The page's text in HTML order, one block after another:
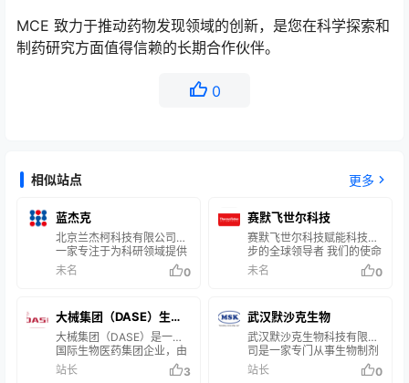
MCE 致力于推动药物发现领域的创新，是您在科学探索和
制药研究方面值得信赖的长期合作伙伴。
0
相似站点 更多
蓝杰克
北京兰杰柯科技有限公司是
一家专注于为科研领域提供
全方位、一体化产品与服务
的科技企业。公司依托强大
理体系，为客户提供优质、
高效、便捷服务，致力于成
为全球综合实验室产品及服
务供应商。 兰杰柯深耕行业
20多年，业务涵盖医药研
未名 0
赛默飞世尔科技
赛默飞世尔科技赋能科技进
步的全球领导者 我们的使命
是帮助客户使世界更健康、
更清洁、更安全。我们帮助
的复杂问题与挑战、提高实
验室生产力、通过提供诊断
以及研发制造各类突破性的
治疗方法，从而改善患者的
健康。
未名 0
大械集团（DASE）生物
医药集团企业
大械集团（DASE）是一家
国际生物医药集团企业，由
德国莱布尼茨高分子材料研
究所材料学博士王文状博士
站长 3
武汉默沙克生物‍‍‍‍
武汉默沙克生物‍‍‍‍科技有限公
司是一家专门从事生物制剂
研发与生产的企业。目前可
提供各种抗体、免疫学试剂
站长 0